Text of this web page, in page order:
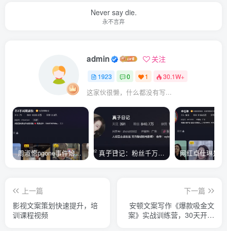
Never say die.
永不言弃
admin 关注
1923 0 1 30.1W+
这家伙很懒，什么都没有写...
周淑怡pgone事件始末，周淑怡现状 真子日记：粉丝千万的真子日记是最懂反转的网红吗？
上一篇
影视文案策划快速提升，培
训课程视频
下一篇
安顿文案写作《爆款吸金文
案》实战训练营，30天开启